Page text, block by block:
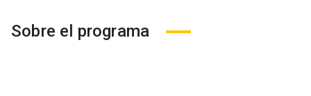
Sobre el programa